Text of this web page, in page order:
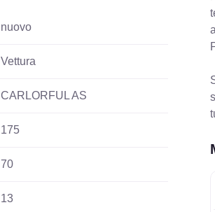
nuovo
Vettura
CARLORFUL AS
175
70
13